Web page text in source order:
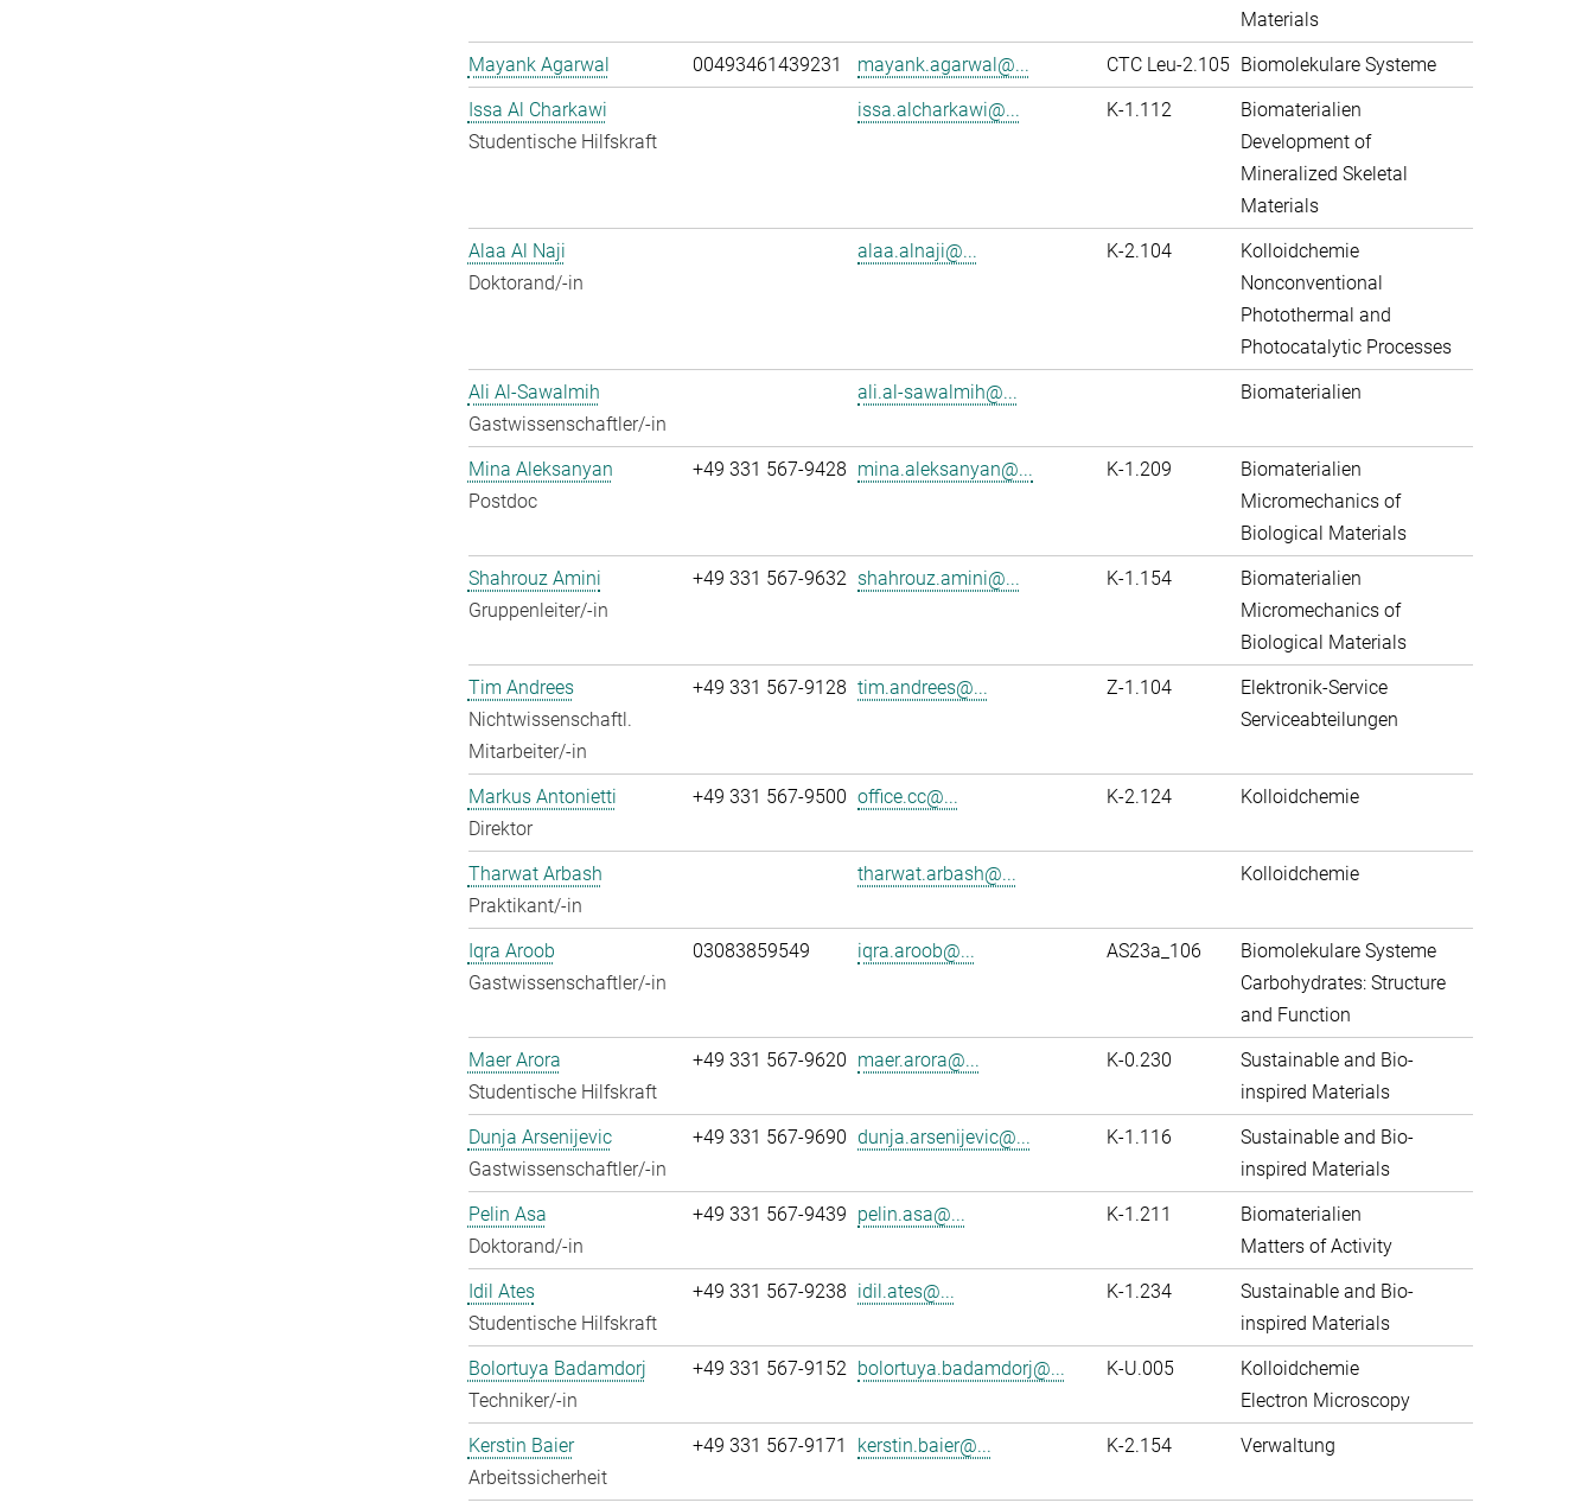
Materials
Mayank Agarwal
00493461439231 mayank.agarwal@... CTC Leu-2.105 Biomolekulare Systeme
Issa Al Charkawi
Studentische Hilfskraft
issa.alcharkawi@... K-1.112
Biomaterialien
Development of
Mineralized Skeletal
Materials
Alaa Al Naji
Doktorand/-in
alaa.alnaji@... K-2.104
Kolloidchemie
Nonconventional
Photothermal and
Photocatalytic Processes
Ali Al-Sawalmih
Gastwissenschaftler/-in
ali.al-sawalmih@... Biomaterialien
Mina Aleksanyan
Postdoc
+49 331 567-9428 mina.aleksanyan@... K-1.209
Biomaterialien
Micromechanics of
Biological Materials
Shahrouz Amini
Gruppenleiter/-in
+49 331 567-9632 shahrouz.amini@... K-1.154
Biomaterialien
Micromechanics of
Biological Materials
Tim Andrees
Nichtwissenschaftl.
Mitarbeiter/-in
+49 331 567-9128 tim.andrees@... Z-1.104
Elektronik-Service
Serviceabteilungen
Markus Antonietti
Direktor
+49 331 567-9500 office.cc@... K-2.124 Kolloidchemie
Tharwat Arbash
Praktikant/-in
tharwat.arbash@... Kolloidchemie
Iqra Aroob
Gastwissenschaftler/-in
03083859549 iqra.aroob@... AS23a_106
Biomolekulare Systeme
Carbohydrates: Structure
and Function
Maer Arora
Studentische Hilfskraft
+49 331 567-9620 maer.arora@... K-0.230
Sustainable and Bio-
inspired Materials
Dunja Arsenijevic
Gastwissenschaftler/-in
+49 331 567-9690 dunja.arsenijevic@... K-1.116
Sustainable and Bio-
inspired Materials
Pelin Asa
Doktorand/-in
+49 331 567-9439 pelin.asa@... K-1.211
Biomaterialien
Matters of Activity
Idil Ates
Studentische Hilfskraft
+49 331 567-9238 idil.ates@... K-1.234
Sustainable and Bio-
inspired Materials
Bolortuya Badamdorj
Techniker/-in
+49 331 567-9152 bolortuya.badamdorj@... K-U.005
Kolloidchemie
Electron Microscopy
Kerstin Baier
Arbeitssicherheit
+49 331 567-9171 kerstin.baier@... K-2.154 Verwaltung